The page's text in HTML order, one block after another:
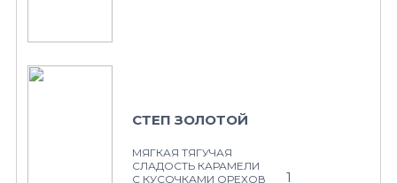
СТЕП ЗОЛОТОЙ
МЯГКАЯ ТЯГУЧАЯ
СЛАДОСТЬ КАРАМЕЛИ
С КУСОЧКАМИ ОРЕХОВ
1